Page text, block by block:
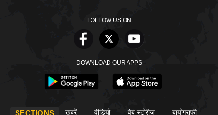
FOLLOW US ON
DOWNLOAD OUR APPS
SECTIONS खबरें वीडियो वेब स्टोरीज बायोग्राफी